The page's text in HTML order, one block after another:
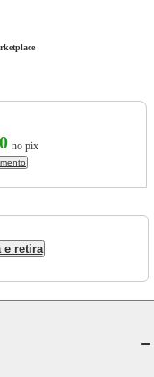
no pix
e retira